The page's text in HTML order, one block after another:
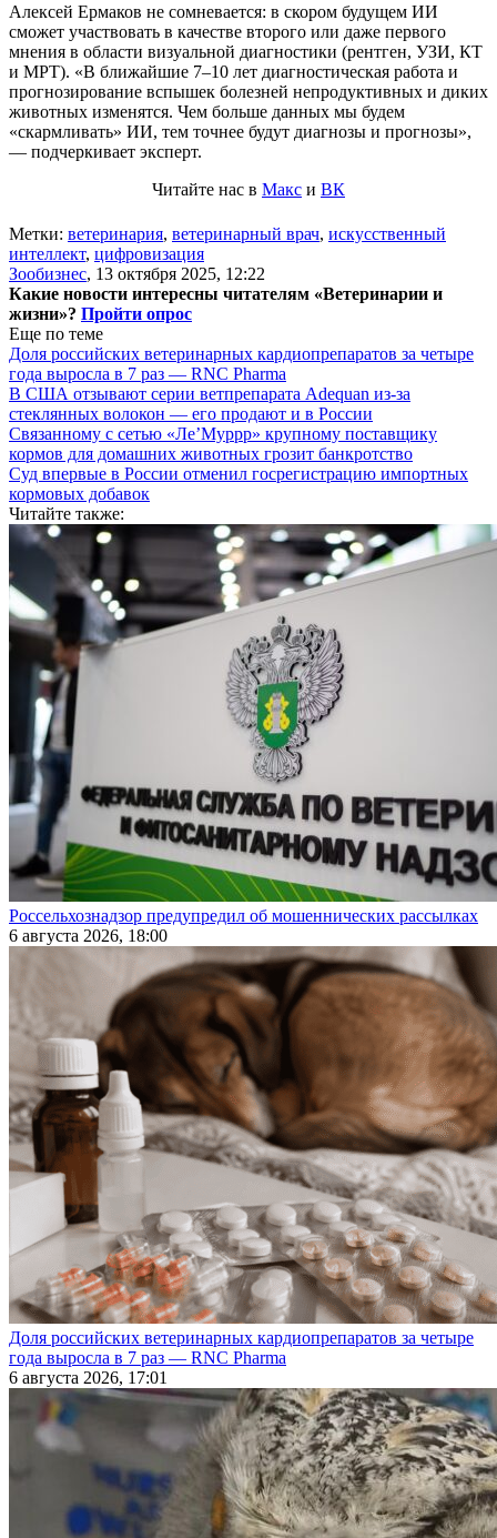
Алексей Ермаков не сомневается: в скором будущем ИИ
сможет участвовать в качестве второго или даже первого
мнения в области визуальной диагностики (рентген, УЗИ, КТ
и МРТ). «В ближайшие 7–10 лет диагностическая работа и
прогнозирование вспышек болезней непродуктивных и диких
животных изменятся. Чем больше данных мы будем
«скармливать» ИИ, тем точнее будут диагнозы и прогнозы»,
— подчеркивает эксперт.
Читайте нас в Макс и ВК
Метки: ветеринария, ветеринарный врач, искусственный
интеллект, цифровизация
Зообизнес, 13 октября 2025, 12:22
Какие новости интересны читателям «Ветеринарии и
жизни»? Пройти опрос
Еще по теме
Доля российских ветеринарных кардиопрепаратов за четыре
года выросла в 7 раз — RNC Pharma
В США отзывают серии ветпрепарата Adequan из-за
стеклянных волокон — его продают и в России
Связанному с сетью «Ле’Муррр» крупному поставщику
кормов для домашних животных грозит банкротство
Суд впервые в России отменил госрегистрацию импортных
кормовых добавок
Читайте также:
Россельхознадзор предупредил об мошеннических рассылках
6 августа 2026, 18:00
Доля российских ветеринарных кардиопрепаратов за четыре
года выросла в 7 раз — RNC Pharma
6 августа 2026, 17:01